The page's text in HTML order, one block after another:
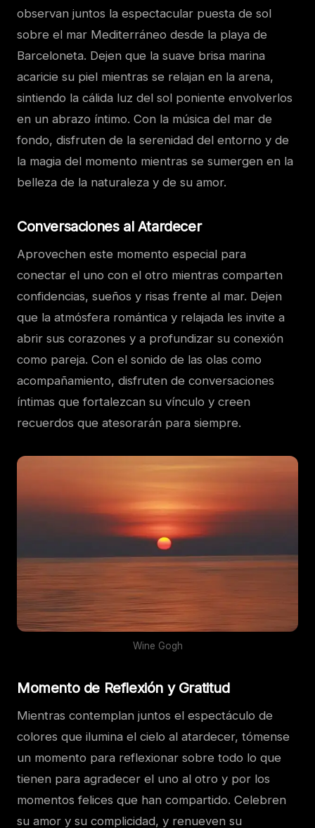
observan juntos la espectacular puesta de sol
sobre el mar Mediterráneo desde la playa de
Barceloneta. Dejen que la suave brisa marina
acaricie su piel mientras se relajan en la arena,
sintiendo la cálida luz del sol poniente envolverlos
en un abrazo íntimo. Con la música del mar de
fondo, disfruten de la serenidad del entorno y de
la magia del momento mientras se sumergen en la
belleza de la naturaleza y de su amor.
Conversaciones al Atardecer
Aprovechen este momento especial para
conectar el uno con el otro mientras comparten
confidencias, sueños y risas frente al mar. Dejen
que la atmósfera romántica y relajada les invite a
abrir sus corazones y a profundizar su conexión
como pareja. Con el sonido de las olas como
acompañamiento, disfruten de conversaciones
íntimas que fortalezcan su vínculo y creen
recuerdos que atesorarán para siempre.
Wine Gogh
Momento de Reflexión y Gratitud
Mientras contemplan juntos el espectáculo de
colores que ilumina el cielo al atardecer, tómense
un momento para reflexionar sobre todo lo que
tienen para agradecer el uno al otro y por los
momentos felices que han compartido. Celebren
su amor y su complicidad, y renueven su